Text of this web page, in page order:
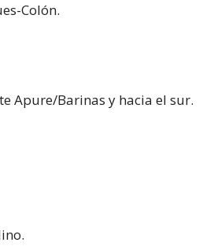
Colón.
Apure/Barinas y hacia el sur.